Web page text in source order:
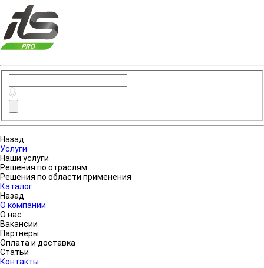
Назад
Услуги
Наши услуги
Решения по отраслям
Решения по области применения
Каталог
Назад
О компании
О нас
Вакансии
Партнеры
Оплата и доставка
Статьи
Контакты